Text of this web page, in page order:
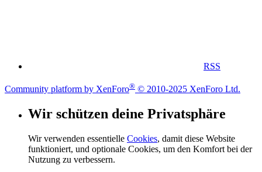
RSS
Community platform by XenForo® © 2010-2025 XenForo Ltd.
Wir schützen deine Privatsphäre
Wir verwenden essentielle Cookies, damit diese Website
funktioniert, und optionale Cookies, um den Komfort bei der
Nutzung zu verbessern.